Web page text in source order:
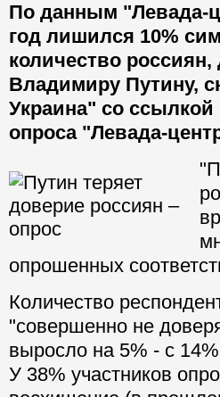
По данным "Левада-
год лишился 10%
количество
Владимиру Путину,
Украина" со ссылкой
опроса "Левада-
опрошенных
Количество
"совершенно не
выросло на 5% - с
У 38% участников